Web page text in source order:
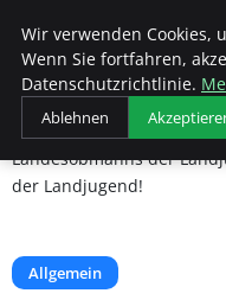
Beyond
Startseite
Allgemein
Florian Grabenwarter
Landesobmanns der
der Landjugend!
Allgemein
Wir verwenden Cookies,
Wenn Sie fortfahren,
Datenschutzrichtlinie.
Ablehnen